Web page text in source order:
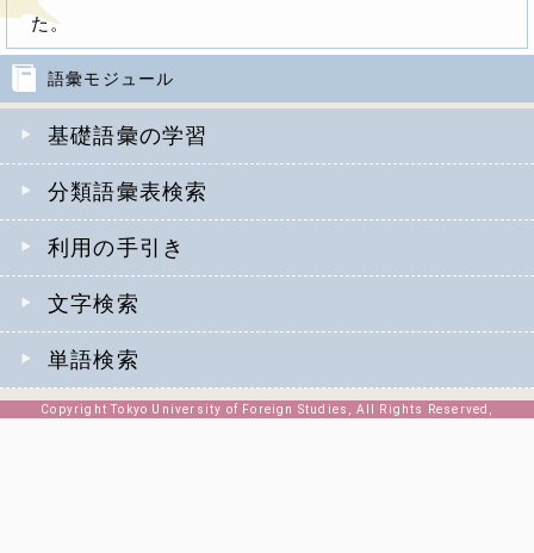
語彙モジュール
基礎語彙の学習
分類語彙表検索
利用の手引き
文字検索
単語検索
た。
Copyright Tokyo University of Foreign Studies, All Rights Reserved,